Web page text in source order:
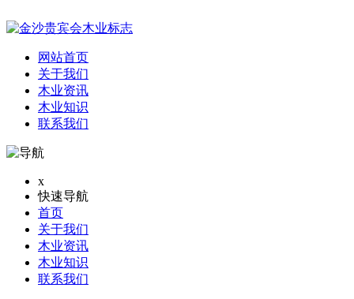
网站首页
关于我们
木业资讯
木业知识
联系我们
x
快速导航
首页
关于我们
木业资讯
木业知识
联系我们